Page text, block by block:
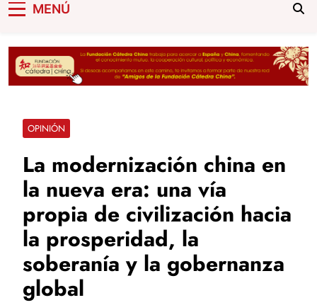
MENÚ
OPINIÓN
La modernización china en
la nueva era: una vía
propia de civilización hacia
la prosperidad, la
soberanía y la gobernanza
global